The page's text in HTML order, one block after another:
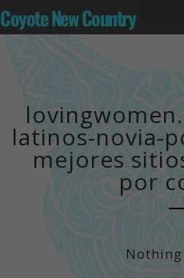
Coyote New Country
latinos-novia-
mejores
por
Nothing